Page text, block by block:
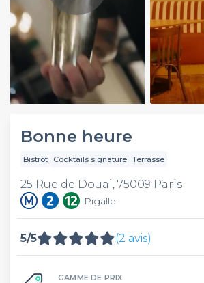
Play
Video
Bonne heure
Bistrot Cocktails signature Terrasse
25 Rue de Douai, 75009 Paris
Pigalle
5/5 (2 avis)
GAMME DE PRIX